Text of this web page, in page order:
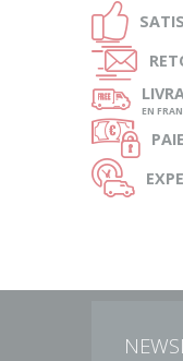
Ð
Ñ
ø EN
Ø
Ù